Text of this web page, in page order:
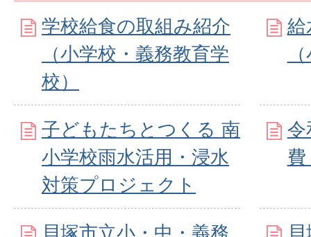
学校給食の取組み紹介
（小学校・義務教育学
校）
給
子どもたちとつくる 南
小学校雨水活用・浸水
対策プロジェクト
令